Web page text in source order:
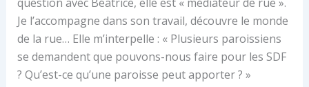
Je l’accompagne dans son travail, découvre le monde
de la rue… Elle m’interpelle : « Plusieurs paroissiens
se demandent que pouvons-nous faire pour les SDF
? Qu’est-ce qu’une paroisse peut apporter ? »